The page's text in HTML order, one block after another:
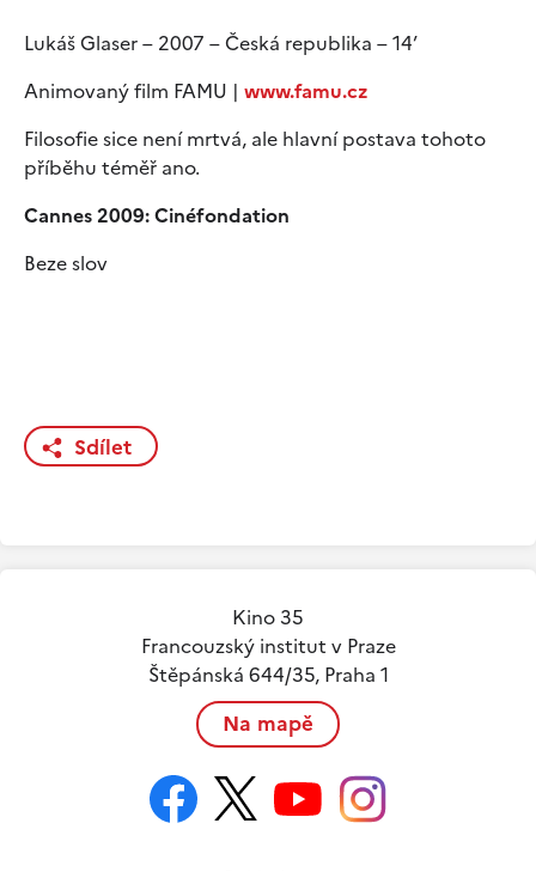
Lukáš Glaser – 2007 – Česká republika – 14’
Animovaný film FAMU | www.famu.cz
Filosofie sice není mrtvá, ale hlavní postava tohoto
příběhu téměř ano.
Cannes 2009: Cinéfondation
Beze slov
Sdílet
Kino 35
Francouzský institut v Praze
Štěpánská 644/35, Praha 1
Na mapě